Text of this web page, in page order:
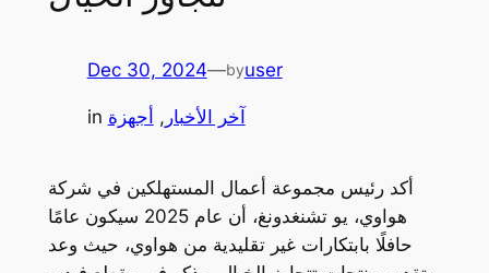
Dec 30, 2024—byuser
in آخر الأخبار , أجهزة
أكد رئيس مجموعة أعمال المستهلكين في شركة
هواوي، يو تشنغدونغ، أن عام 2025 سيكون عامًا
حافلًا بابتكارات غير تقليدية من هواوي، حيث وعد